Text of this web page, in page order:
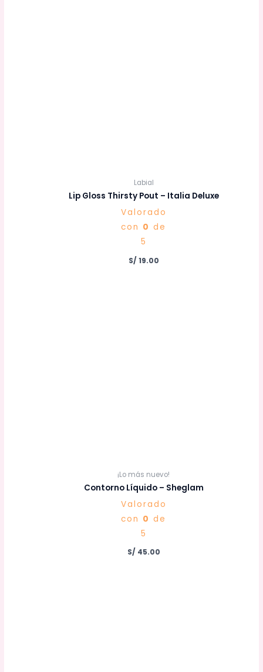
Labial
Lip Gloss Thirsty Pout – Italia Deluxe
Valorado
con 0 de
5
S/ 19.00
¡Lo más nuevo!
Contorno Líquido – Sheglam
Valorado
con 0 de
5
S/ 45.00